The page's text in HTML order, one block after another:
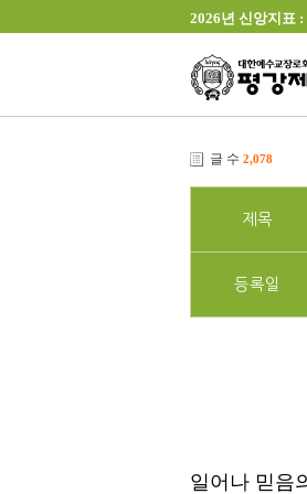
2026년 신앙지표 :
글 수 2,078
제목
등록일
일어나 믿음